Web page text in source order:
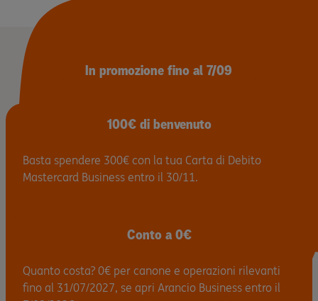
In promozione fino al 7/09
100€ di benvenuto
Basta spendere 300€ con la tua Carta di Debito
Mastercard Business entro il 30/11.
Conto a 0€
Quanto costa? 0€ per canone e operazioni rilevanti
fino al 31/07/2027, se apri Arancio Business entro il